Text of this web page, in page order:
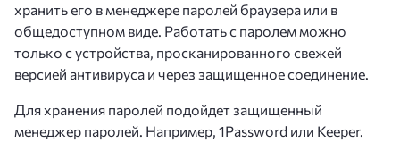
хранить его в менеджере паролей браузера или в
общедоступном виде. Работать с паролем можно
только с устройства, просканированного свежей
версией антивируса и через защищенное соединение.
Для хранения паролей подойдет защищенный
менеджер паролей. Например, 1Password или Keeper.